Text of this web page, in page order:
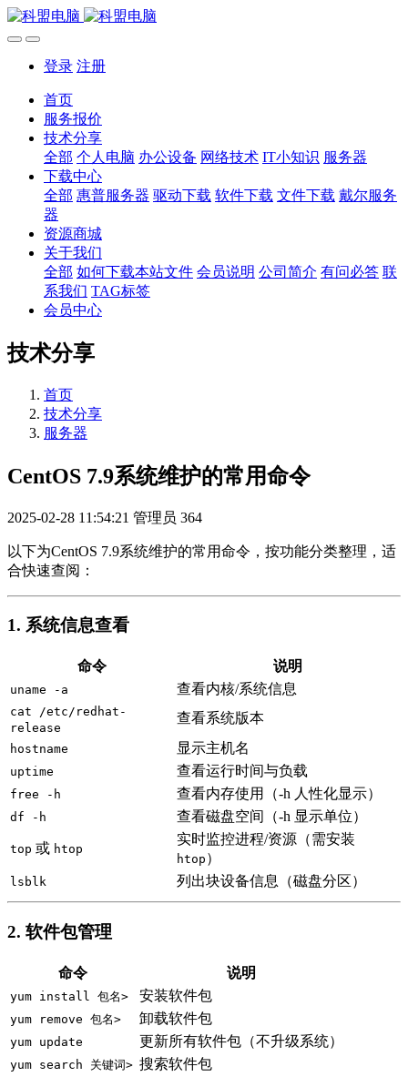
登录 注册
首页
服务报价
技术分享
全部 个人电脑 办公设备 网络技术 IT小知识 服务器
下载中心
全部 惠普服务器 驱动下载 软件下载 文件下载 戴尔服务
器
资源商城
关于我们
全部 如何下载本站文件 会员说明 公司简介 有问必答 联
系我们 TAG标签
会员中心
技术分享
首页
技术分享
服务器
CentOS 7.9系统维护的常用命令
2025-02-28 11:54:21 管理员 364
以下为CentOS 7.9系统维护的常用命令，按功能分类整理，适
合快速查阅：
1. 系统信息查看
命令 说明
uname -a 查看内核/系统信息
cat /etc/redhat-
release
查看系统版本
hostname 显示主机名
uptime 查看运行时间与负载
free -h 查看内存使用（-h 人性化显示）
df -h 查看磁盘空间（-h 显示单位）
top 或 htop
实时监控进程/资源（需安装
htop ）
lsblk 列出块设备信息（磁盘分区）
2. 软件包管理
命令 说明
yum install 包名> 安装软件包
yum remove 包名> 卸载软件包
yum update 更新所有软件包（不升级系统）
yum search 关键词> 搜索软件包